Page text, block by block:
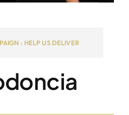
: HELP US DELIVER